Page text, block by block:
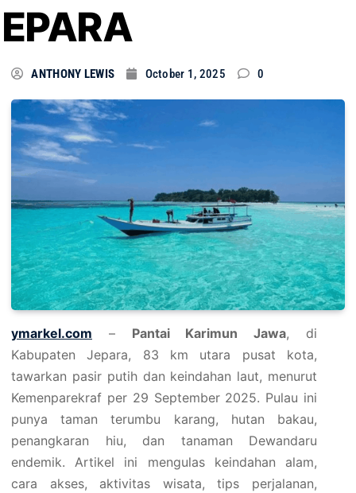
ANTHONY LEWIS October 1, 2025 0
ymarkel.com – Pantai Karimun Jawa, di
Kabupaten Jepara, 83 km utara pusat kota,
tawarkan pasir putih dan keindahan laut, menurut
Kemenparekraf per 29 September 2025. Pulau ini
punya taman terumbu karang, hutan bakau,
penangkaran hiu, dan tanaman Dewandaru
endemik. Artikel ini mengulas keindahan alam,
cara akses, aktivitas wisata, tips perjalanan,